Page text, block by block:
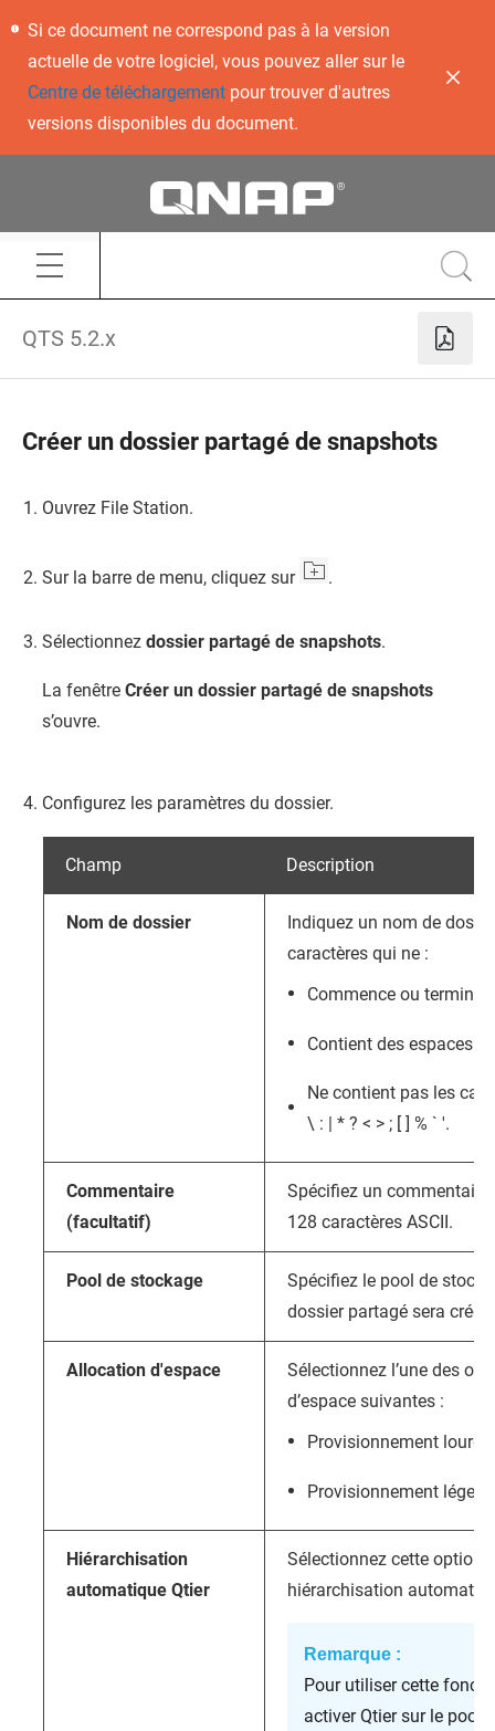
Si ce document ne correspond pas à la version
actuelle de votre logiciel, vous pouvez aller sur le
Centre de téléchargementpour trouver d'autres
versions disponibles du document.
QTS 5.2.x
Créer un dossier partagé de snapshots
Ouvrez File Station.
Sur la barre de menu, cliquez sur .
Sélectionnez dossier partagé de snapshots.
La fenêtre Créer un dossier partagé de snapshots
s’ouvre.
Configurez les paramètres du dossier.
Champ Description
Nom de dossier
Indiquez un nom de
caractères qui ne :
Commence ou termine
Contient des espaces
Ne contient pas les
\ : | * ? < > ; [ ] % ` '.
Commentaire
(facultatif)
Spécifiez un
128 caractères ASCII.
Pool de stockage
Spécifiez le pool de
dossier partagé sera créé.
Allocation d'espace
Sélectionnez l’une des
d’espace suivantes :
Provisionnement lourd
Provisionnement léger
Hiérarchisation
automatique Qtier
Sélectionnez cette option
hiérarchisation
Remarque :
Pour utiliser cette
activer Qtier sur le pool